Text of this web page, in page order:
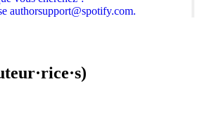
authorsupport@spotify.com.